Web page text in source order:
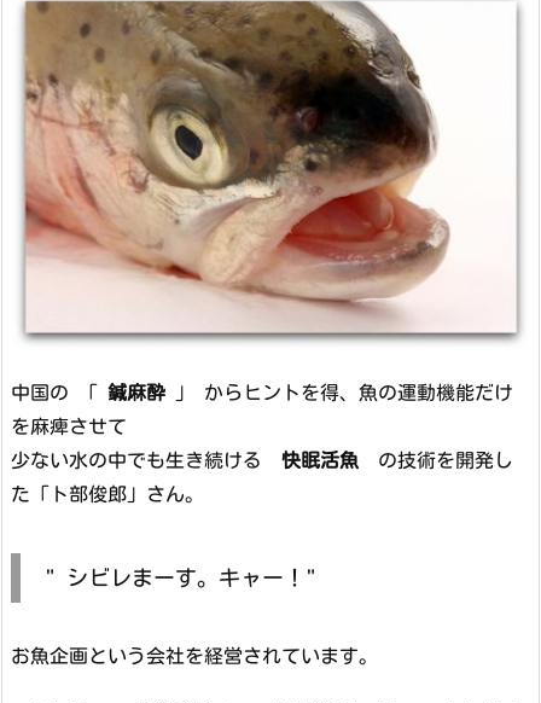
中国の 「 鍼麻酔 」 からヒントを得、魚の運動機能だけ
を麻痺させて
少ない水の中でも生き続ける 快眠活魚 の技術を開発し
た「ト部俊郎」さん。
" シビレまーす。キャー！"
お魚企画という会社を経営されています。